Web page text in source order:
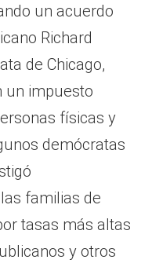
un acuerdo
Richard
de Chicago,
un impuesto
físicas y
demócratas
familias de
tasas más altas
y otros